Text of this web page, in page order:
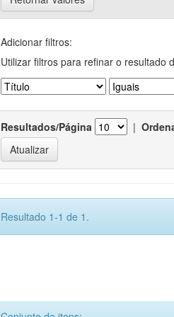
Adicionar filtros:
Utilizar filtros para refinar o resultado
Resultados/Página |
Resultado 1-1 de 1.